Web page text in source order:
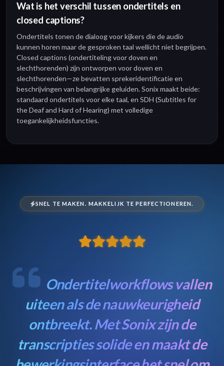
Wat is het verschil tussen ondertitels en
closed captions?
Ondertitels tonen de dialoog voor kijkers die de audio
kunnen horen maar de gesproken taal wellicht niet begrijpen.
Closed captions (ondertiteling voor doven en
slechthorenden) zijn ontworpen voor doven en
slechthorenden—ze bevatten sprekeridentificatie en
beschrijvingen van belangrijke geluiden. Sonix maakt beide:
standaard ondertitels voor elke taal, en SDH (Subtitles for
the Deaf and Hard of Hearing) met volledige
toegankelijkheidsfuncties.
SNEL TE MAKEN. MAKKELIJK TE PERFECTIONEREN.
Ondertitelworkflows vallen
uiteen als de nauwkeurigheid
ontbreekt. Met Sonix zijn de
transcripties solide en maakt de